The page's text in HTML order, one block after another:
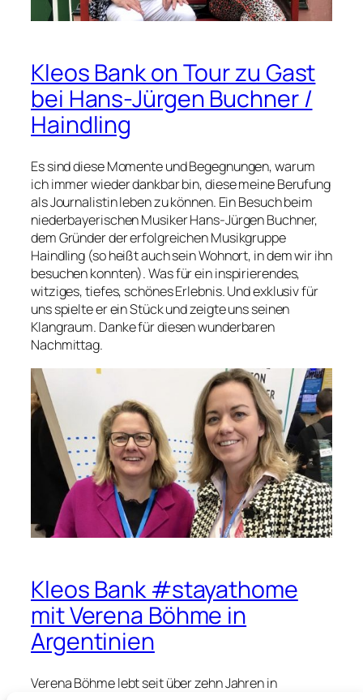
Kleos Bank on Tour zu Gast
bei Hans-Jürgen Buchner /
Haindling
Es sind diese Momente und Begegnungen, warum
ich immer wieder dankbar bin, diese meine Berufung
als Journalistin leben zu können. Ein Besuch beim
niederbayerischen Musiker Hans-Jürgen Buchner,
dem Gründer der erfolgreichen Musikgruppe
Haindling (so heißt auch sein Wohnort, in dem wir ihn
besuchen konnten). Was für ein inspirierendes,
witziges, tiefes, schönes Erlebnis. Und exklusiv für
uns spielte er ein Stück und zeigte uns seinen
Klangraum. Danke für diesen wunderbaren
Nachmittag.
Kleos Bank #stayathome
mit Verena Böhme in
Argentinien
Verena Böhme lebt seit über zehn Jahren in